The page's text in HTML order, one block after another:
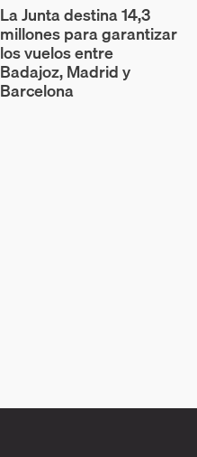
La Junta destina 14,3
millones para garantizar
los vuelos entre
Badajoz, Madrid y
Barcelona